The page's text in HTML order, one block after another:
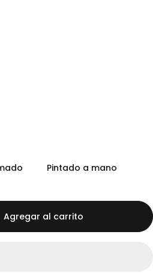
Pintado a mano
Agregar al carrito